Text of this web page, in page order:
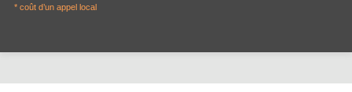
* coût d’un appel local